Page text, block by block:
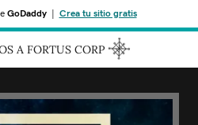
GoDaddy| Crea tu sitio gratis
A FORTUS CORP